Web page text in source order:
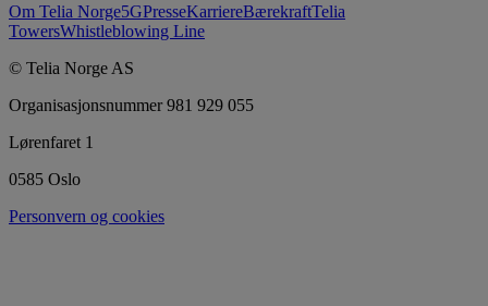
Om Telia Norge5GPresseKarriereBærekraftTelia
TowersWhistleblowing Line
© Telia Norge AS
Organisasjonsnummer 981 929 055
Lørenfaret 1
0585 Oslo
Personvern og cookies